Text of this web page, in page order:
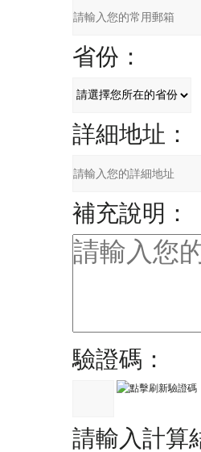
省份：
詳細地址：
補充說明：
驗證碼：
請輸入計算